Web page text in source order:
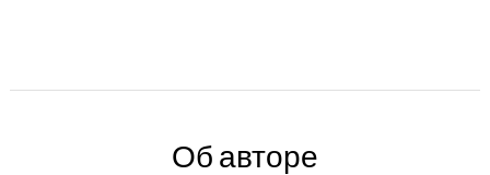
Об авторе